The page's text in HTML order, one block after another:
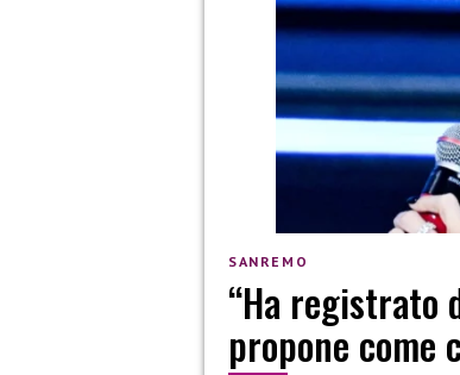
SANREMO
“Ha registrato
propone come